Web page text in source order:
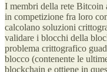
I membri della rete Bitcoin
in competizione fra loro
calcolano soluzioni
validare i blocchi della
problema crittografico
blocco (contenente le
blockchain e ottiene in